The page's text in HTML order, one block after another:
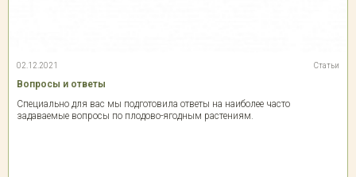
02.12.2021 Статьи
Вопросы и ответы
Специально для вас мы подготовила ответы на наиболее часто
задаваемые вопросы по плодово-ягодным растениям.